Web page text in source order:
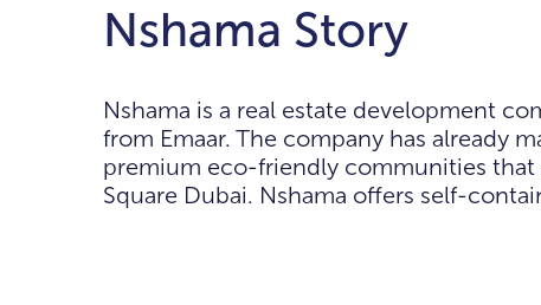
Nshama Story
Nshama is a real estate development
from Emaar. The company has already
premium eco-friendly communities
Square Dubai. Nshama offers self-